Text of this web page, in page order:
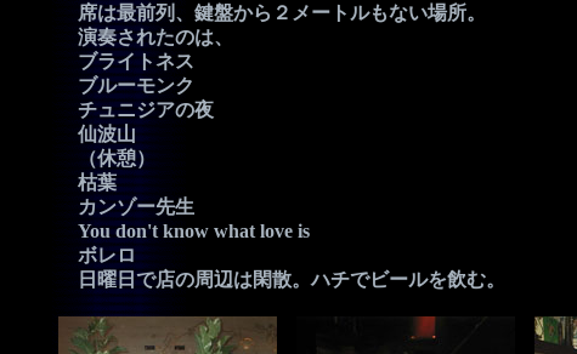
席は最前列、鍵盤から２メートルもない場所。
演奏されたのは、
ブライトネス
ブルーモンク
チュニジアの夜
仙波山
（休憩）
枯葉
カンゾー先生
You don't know what love is
ボレロ
日曜日で店の周辺は閑散。ハチでビールを飲む。